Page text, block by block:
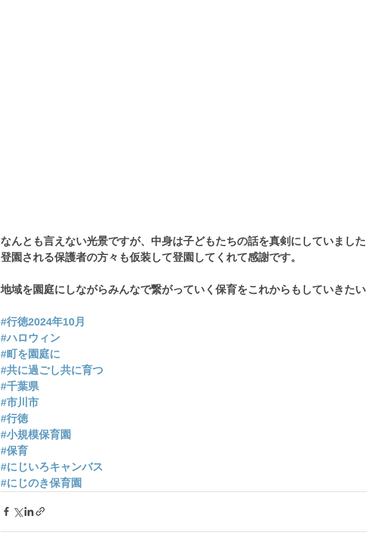
なんとも言えない光景ですが、中身は子どもたちの話を真剣にしていまし
登園される保護者の方々も仮装して登園してくれて感謝です。
地域を園庭にしながらみんなで繋がっていく保育をこれからもしていきた
#行徳2024年10月
#ハロウィン
#町を園庭に
#共に過ごし共に育つ
#千葉県
#市川市
#行徳
#小規模保育園
#保育
#にじいろキャンバス
#にじのき保育園